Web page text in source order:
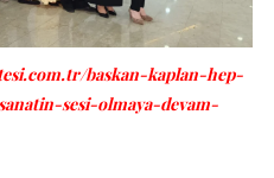
baskan-kaplan-hep-
sesi-olmaya-devam-